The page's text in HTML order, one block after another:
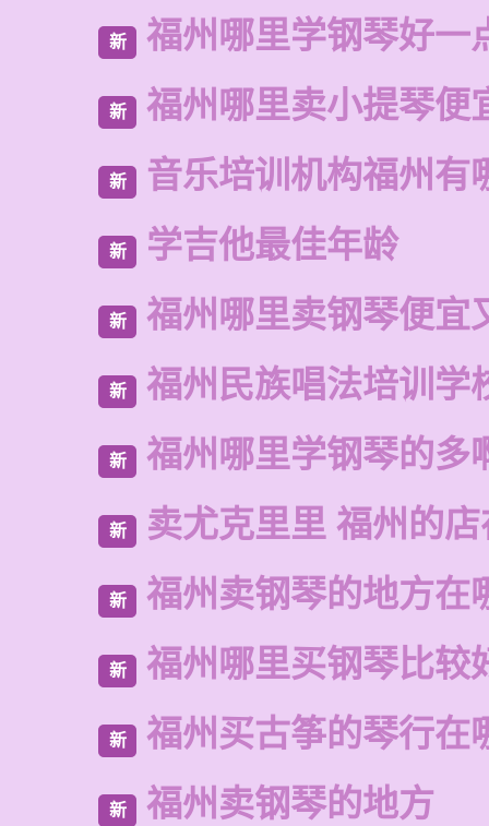
新 福州哪里学钢琴好一
新 福州哪里卖小提琴便
新 音乐培训机构福州有
新 学吉他最佳年龄
新 福州哪里卖钢琴便宜
新 福州民族唱法培训学
新 福州哪里学钢琴的多
新 卖尤克里里 福州的
新 福州卖钢琴的地方在
新 福州哪里买钢琴比较
新 福州买古筝的琴行在
新 福州卖钢琴的地方